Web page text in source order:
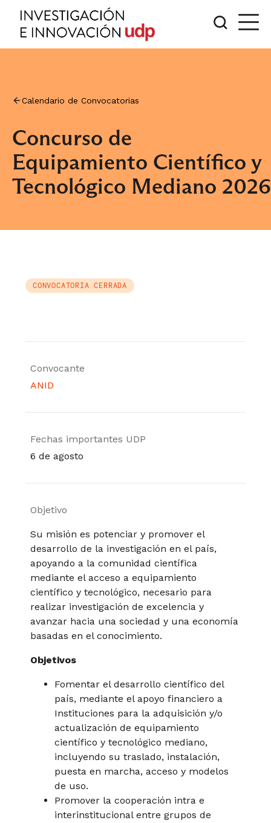
Calendario de Convocatorias
Concurso de
Equipamiento Científico y
Tecnológico Mediano 2026
CONVOCATORIA CERRADA
Convocante
ANID
Fechas importantes UDP
6 de agosto
Objetivo
Su misión es potenciar y promover el
desarrollo de la investigación en el país,
apoyando a la comunidad científica
mediante el acceso a equipamiento
científico y tecnológico, necesario para
realizar investigación de excelencia y
avanzar hacia una sociedad y una economía
basadas en el conocimiento.
Objetivos
Fomentar el desarrollo científico del
país, mediante el apoyo financiero a
Instituciones para la adquisición y/o
actualización de equipamiento
científico y tecnológico mediano,
incluyendo su traslado, instalación,
puesta en marcha, acceso y modelos
de uso.
Promover la cooperación intra e
interinstitucional entre grupos de